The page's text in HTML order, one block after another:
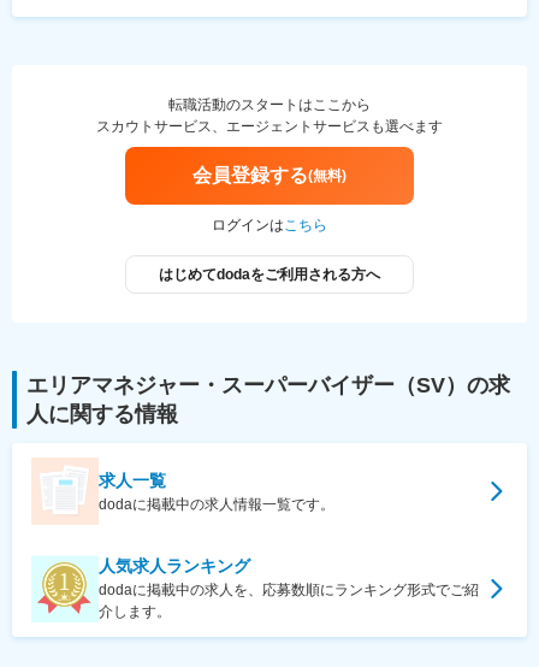
転職活動のスタートはここから
スカウトサービス、エージェントサービスも選べます
会員登録する(無料)
ログインはこちら
はじめてdodaをご利用される方へ
エリアマネジャー・スーパーバイザー（SV） の求
人に関する情報
求人一覧
dodaに掲載中の求人情報一覧です。
人気求人ランキング
dodaに掲載中の求人を、応募数順にランキング形式でご紹
介します。